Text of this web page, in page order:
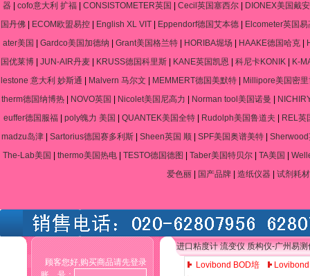
器| cofo意大利 扩福| CONSISTOMETER英国 Cecil英国塞西尔| DIONEX美国戴安
国丹佛| ECOM欧盟易控| English XL VIT| Eppendorf德国艾本德|
Elcometer英国易
ater美国
Gardco美国加德纳 Grant美国格兰特| HORIBA堀场 HAAKE德国哈克|
国优莱博
JUN-AIR丹麦 KRUSS德国科里斯 KANE英国凯恩 科尼卡KONIK
K-
lestone 意大利 妙斯通
Malvern 马尔文 MEMMERT德国美默特
Millipore美国密
therm德国纳博热| NOVO英国 Nicolet美国尼高力 Norman tool美国诺曼
euffer德国服福| poly魄力 美国 QUANTEK美国全特| Rudolph美国鲁道夫
REL英
madzu岛津
Sartorius德国赛多利斯 Sheen英国 顺 SPF美国奥谱美特
The-Lab美国
thermo美国热电| TESTO德国德图 Taber美国特贝尔| TA美国
爱色丽| 国产品牌| 造纸仪器| 试剂耗材
顾客您好,购买商品请先登录
进口粘度计 流变仪 质构仪-广州易
Lovibond BOD培